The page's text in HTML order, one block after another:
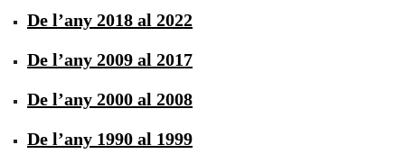
De l’any 2018 al 2022
De l’any 2009 al 2017
De l’any 2000 al 2008
De l’any 1990 al 1999